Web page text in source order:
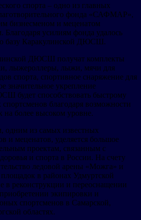
спорта – одно из главных
фонда «САФМАР»,
бизнесменом и меценатом
усилиям фонда удалось
базу Каракулинской ДЮСШ.
ДЮСШ получат комплекты
лыжероллеры, лыжи, мячи для
спорта, спортивное снаряжение для
значительное укрепление
будет способствовать быстрому
благодаря возможности
на более высоком уровне.
из самых известных
и меценатов, уделяется большое
проектам, связанным с
и спорта в России. На счету
ледовой арены «Можга» и
в районах Удмуртской
в реконструкции и переоснащении
экипировки и
спортсменов в Самарской,
областях.